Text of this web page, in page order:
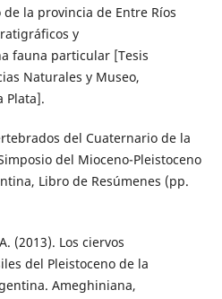
la provincia de Entre Ríos
y
fauna particular [Tesis
Naturales y Museo,
Plata].
del Cuaternario de la
del Mioceno-Pleistoceno
Libro de Resúmenes (pp.
(2013). Los ciervos
del Pleistoceno de la
Ameghiniana,